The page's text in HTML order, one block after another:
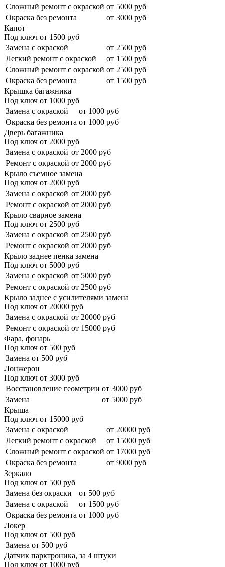
Сложный ремонт с окраской от 5000 руб
Окраска без ремонта
от 3000 руб
Капот
Под ключ от 1500 руб
Замена с окраской
от 2500 руб
Легкий ремонт с окраской
от 1500 руб
Сложный ремонт с окраской от 2500 руб
Окраска без ремонта
от 1500 руб
Крышка багажника
Под ключ от 1000 руб
Замена с окраской
от 1000 руб
Окраска без ремонта от 1000 руб
Дверь багажника
Под ключ от 2000 руб
Замена с окраской от 2000 руб
Ремонт с окраской от 2000 руб
Крыло съемное замена
Под ключ от 2000 руб
Замена с окраской от 2000 руб
Ремонт с окраской от 2000 руб
Крыло сварное замена
Под ключ от 2500 руб
Замена с окраской от 2500 руб
Ремонт с окраской от 2000 руб
Крыло заднее пенка замена
Под ключ от 5000 руб
Замена с окраской от 5000 руб
Ремонт с окраской от 2500 руб
Крыло заднее с усилителями замена
Под ключ от 20000 руб
Замена с окраской от 20000 руб
Ремонт с окраской от 15000 руб
Фара, фонарь
Под ключ от 500 руб
Замена от 500 руб
Лонжерон
Под ключ от 3000 руб
Восстановление геометрии от 3000 руб
Замена
от 5000 руб
Крыша
Под ключ от 15000 руб
Замена с окраской
от 20000 руб
Легкий ремонт с окраской
от 15000 руб
Сложный ремонт с окраской от 17000 руб
Окраска без ремонта
от 9000 руб
Зеркало
Под ключ от 500 руб
Замена без окраски
от 500 руб
Замена с окраской
от 1500 руб
Окраска без ремонта от 1000 руб
Локер
Под ключ от 500 руб
Замена от 500 руб
Датчик парктроника, за 4 штуки
Под ключ от 1000 руб